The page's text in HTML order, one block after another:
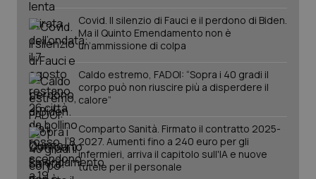
Covid. Il silenzio di Fauci e il perdono di Biden.
Ma il Quinto Emendamento non è
un’ammissione di colpa
Caldo estremo, FADOI: “Sopra i 40 gradi il
corpo può non riuscire più a disperdere il
calore”
Comparto Sanità. Firmato il contratto 2025-
2027. Aumenti fino a 240 euro per gli
infermieri, arriva il capitolo sull'IA e nuove
tutele per il personale